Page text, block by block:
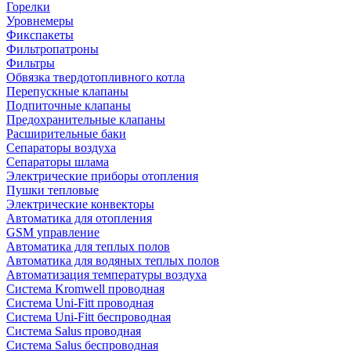
Горелки
Уровнемеры
Фикспакеты
Фильтропатроны
Фильтры
Обвязка твердотопливного котла
Перепускные клапаны
Подпиточные клапаны
Предохранительные клапаны
Расширительные баки
Сепараторы воздуха
Сепараторы шлама
Электрические приборы отопления
Пушки тепловые
Электрические конвекторы
Автоматика для отопления
GSM управление
Автоматика для теплых полов
Автоматика для водяных теплых полов
Автоматизация температуры воздуха
Система Kromwell проводная
Система Uni-Fitt проводная
Система Uni-Fitt беспроводная
Система Salus проводная
Система Salus беспроводная